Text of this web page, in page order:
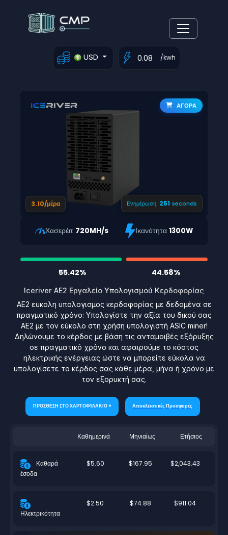
USD /kwh
ΑΓΟΡΑ
3.10/μέρα Ενημέρωση: 250 seconds
Χασερέιτ 720MH/s Ικανότητα 1300W
55.42% 44.58%
Iceriver AE2 Εργαλείο Υπολογισμού Κερδοφορίας
AE2 ευκολη υπολογισμος κερδοφορίας με δεδομένα σε
πραγματικό χρόνο: Υπολογίστε την αξία του δικού σας
AE2 με τον εύκολο στη χρήση υπολογιστή ASIC miner!
Δηλώνουμε το κέρδος με βάση τις ανταμοιβές εξόρυξης
σε πραγματικό χρόνο και αφαιρούμε το κόστος
ηλεκτρικής ενέργειας ώστε να μπορείτε εύκολα να
υπολογίσετε το κέρδος σας κάθε μέρα, μήνα ή χρόνο με
τον εξορυκτή σας.
ΠΡΟΣΘΕΣΗ ΣΤΟ ΧΑΡΤΟΦΥΛΑΚΙΟ + Αποκλειστικές Προσφορές
Καθημερινά Μηνιαίως Ετήσιος
Καθαρά
έσοδα
$5.60 $167.95 $2,043.43
Ηλεκτρικότητα
$2.50 $74.88 $911.04